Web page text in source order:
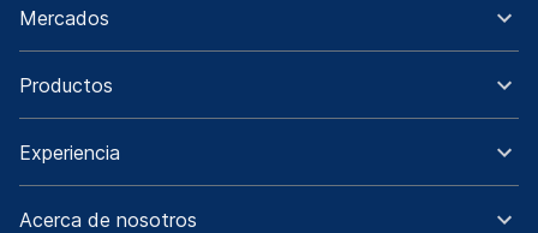
Mercados
Productos
Experiencia
Acerca de nosotros